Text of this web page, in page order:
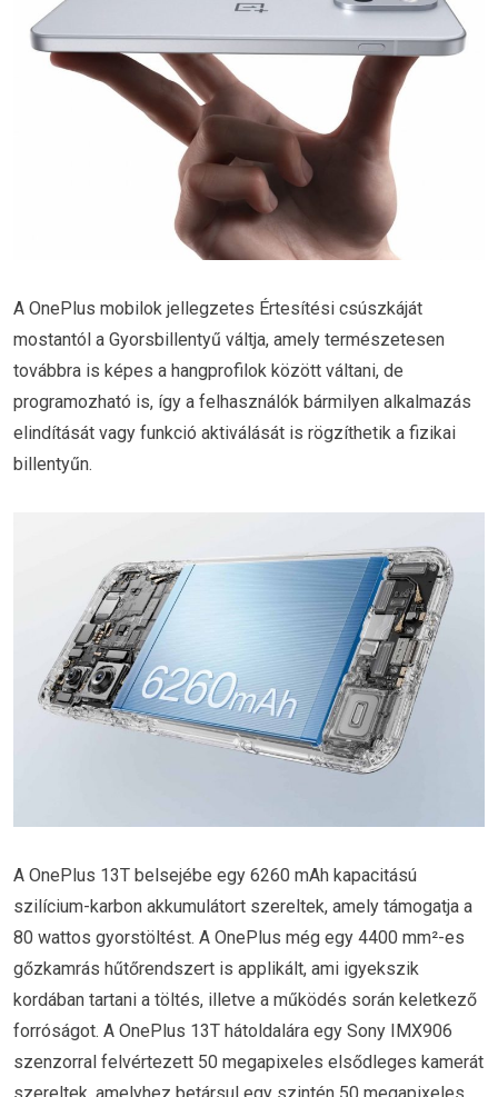
A OnePlus mobilok jellegzetes Értesítési csúszkáját
mostantól a Gyorsbillentyű váltja, amely természetesen
továbbra is képes a hangprofilok között váltani, de
programozható is, így a felhasználók bármilyen alkalmazás
elindítását vagy funkció aktiválását is rögzíthetik a fizikai
billentyűn.
A OnePlus 13T belsejébe egy 6260 mAh kapacitású
szilícium-karbon akkumulátort szereltek, amely támogatja a
80 wattos gyorstöltést. A OnePlus még egy 4400 mm²-es
gőzkamrás hűtőrendszert is applikált, ami igyekszik
kordában tartani a töltés, illetve a működés során keletkező
forróságot. A OnePlus 13T hátoldalára egy Sony IMX906
szenzorral felvértezett 50 megapixeles elsődleges kamerát